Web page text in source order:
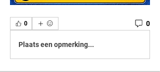
0 0
Plaats een opmerking...